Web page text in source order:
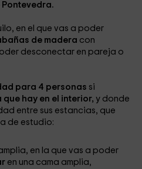
en el que vas a poder
de madera con
desconectar en pareja o
para 4 personas si
que hay en el interior, y donde
entre sus estancias, que
de estudio:
en la que vas a poder
en una cama amplia,